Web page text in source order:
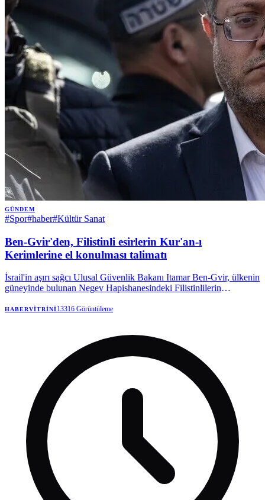
GÜNDEM
#Spor#haber#Kültür Sanat
Ben-Gvir'den, Filistinli esirlerin Kur'an-ı
Kerimlerine el konulması talimatı
İsrail'in aşırı sağcı Ulusal Güvenlik Bakanı Itamar Ben-Gvir, ülkenin
güneyinde bulunan Negev Hapishanesindeki Filistinlilerin
verdi. | Anadolu Ajansı
HABERVITRINI13316 Görüntüleme